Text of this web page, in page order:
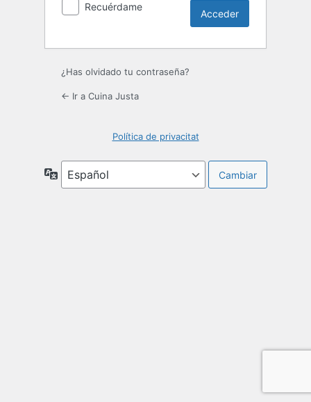
Recuérdame
¿Has olvidado tu contraseña?
← Ir a Cuina Justa
Política de privacitat
Idioma